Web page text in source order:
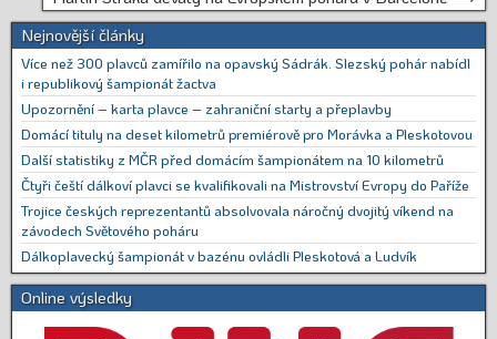
Nejnovější články
Více než 300 plavců zamířilo na opavský Sádrák. Slezský pohár nabídl
i republikový šampionát žactva
Upozornění – karta plavce – zahraniční starty a přeplavby
Domácí tituly na deset kilometrů premiérově pro Morávka a Pleskotovou
Další statistiky z MČR před domácím šampionátem na 10 kilometrů
Čtyři čeští dálkoví plavci se kvalifikovali na Mistrovství Evropy do Paříže
Trojice českých reprezentantů absolvovala náročný dvojitý víkend na
závodech Světového poháru
Dálkoplavecký šampionát v bazénu ovládli Pleskotová a Ludvík
Online výsledky